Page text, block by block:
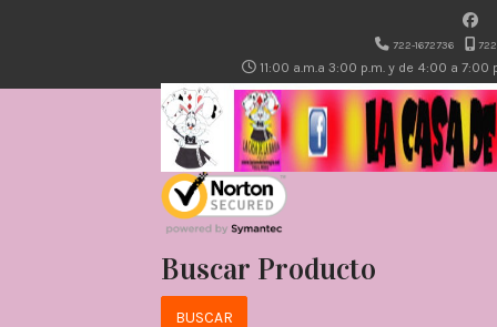
722-1672736
11:00 a.m.a 3:00 p.m. y de 4:00 a 7:00
Buscar Producto